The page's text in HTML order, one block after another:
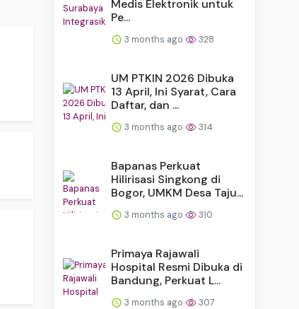
Medis Elektronik untuk
Pe...
3 months ago 328
UM PTKIN 2026 Dibuka
13 April, Ini Syarat, Cara
Daftar, dan ...
3 months ago 314
Bapanas Perkuat
Hilirisasi Singkong di
Bogor, UMKM Desa Taju...
3 months ago 310
Primaya Rajawali
Hospital Resmi Dibuka di
Bandung, Perkuat L...
3 months ago 307